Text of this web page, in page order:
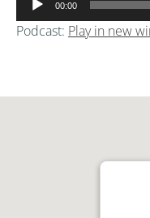
声
プ
ヤ
00:00
Podcast: Play in new